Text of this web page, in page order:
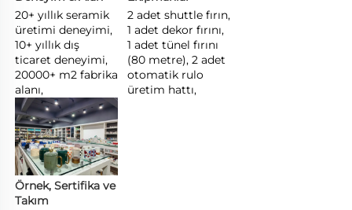
20+ yıllık seramik
üretimi deneyimi,
10+ yıllık dış
ticaret deneyimi,
20000+ m2 fabrika
alanı,
2 adet shuttle fırın,
1 adet dekor fırını,
1 adet tünel fırını
(80 metre), 2 adet
otomatik rulo
üretim hattı,
Örnek, Sertifika ve
Takım